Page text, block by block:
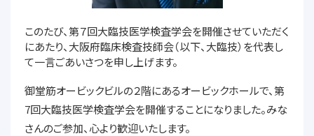
このたび、第７回大臨技医学検査学会を開催させていただく
にあたり、大阪府臨床検査技師会（以下、大臨技）を代表し
て一言ごあいさつを申し上げます。
御堂筋オービックビルの２階にあるオービックホールで、第
7回大臨技医学検査学会を開催することになりました。みな
さんのご参加、心より歓迎いたします。